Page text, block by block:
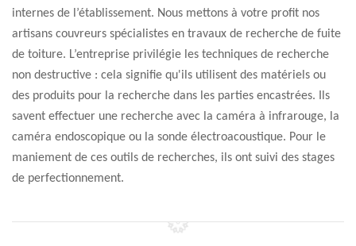
internes de l’établissement. Nous mettons à votre profit nos
artisans couvreurs spécialistes en travaux de recherche de fuite
de toiture. L’entreprise privilégie les techniques de recherche
non destructive : cela signifie qu'ils utilisent des matériels ou
des produits pour la recherche dans les parties encastrées. Ils
savent effectuer une recherche avec la caméra à infrarouge, la
caméra endoscopique ou la sonde électroacoustique. Pour le
maniement de ces outils de recherches, ils ont suivi des stages
de perfectionnement.